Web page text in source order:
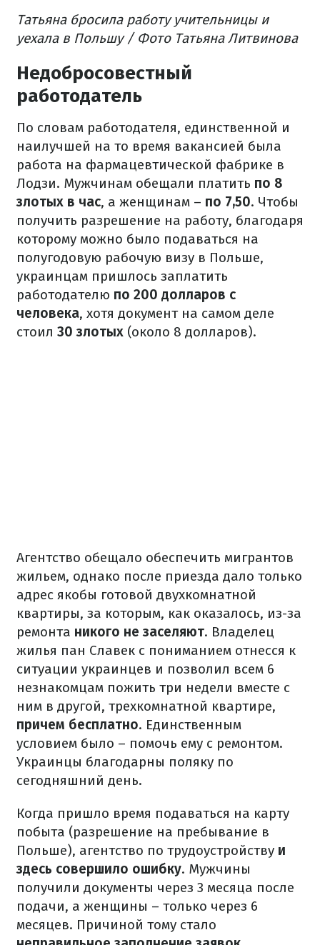
Татьяна бросила работу учительницы и
уехала в Польшу / Фото Татьяна Литвинова
Недобросовестный
работодатель
По словам работодателя, единственной и
наилучшей на то время вакансией была
работа на фармацевтической фабрике в
Лодзи. Мужчинам обещали платить по 8
злотых в час, а женщинам – по 7,50. Чтобы
получить разрешение на работу, благодаря
которому можно было подаваться на
полугодовую рабочую визу в Польше,
украинцам пришлось заплатить
работодателю по 200 долларов с
человека, хотя документ на самом деле
стоил 30 злотых (около 8 долларов).
Агентство обещало обеспечить мигрантов
жильем, однако после приезда дало только
адрес якобы готовой двухкомнатной
квартиры, за которым, как оказалось, из-за
ремонта никого не заселяют. Владелец
жилья пан Славек с пониманием отнесся к
ситуации украинцев и позволил всем 6
незнакомцам пожить три недели вместе с
ним в другой, трехкомнатной квартире,
причем бесплатно. Единственным
условием было – помочь ему с ремонтом.
Украинцы благодарны поляку по
сегодняшний день.
Когда пришло время подаваться на карту
побыта (разрешение на пребывание в
Польше), агентство по трудоустройству и
здесь совершило ошибку. Мужчины
получили документы через 3 месяца после
подачи, а женщины – только через 6
месяцев. Причиной тому стало